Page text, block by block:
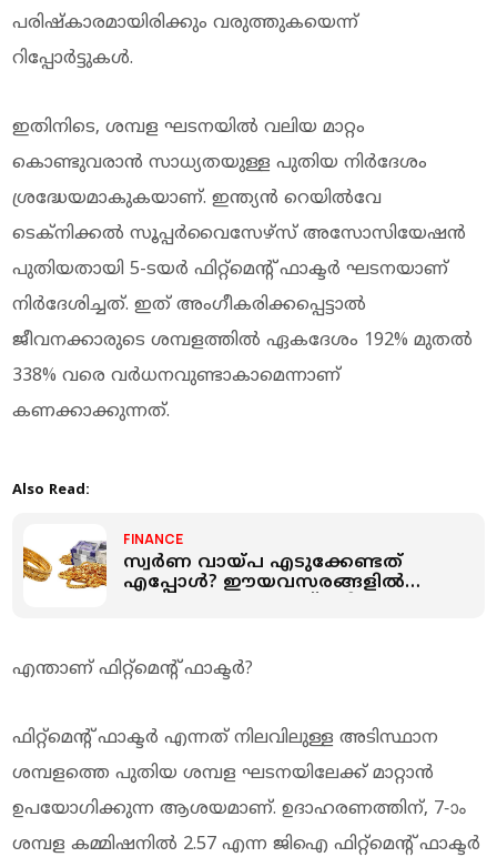
പരിഷ്‌കാരമായിരിക്കും വരുത്തുകയെന്ന്
റിപ്പോര്‍ട്ടുകള്‍.
ഇതിനിടെ, ശമ്പള ഘടനയില്‍ വലിയ മാറ്റം
കൊണ്ടുവരാന്‍ സാധ്യതയുള്ള പുതിയ നിര്‍ദേശം
ശ്രദ്ധേയമാകുകയാണ്. ഇന്ത്യന്‍ റെയില്‍വേ
ടെക്‌നിക്കല്‍ സൂപ്പര്‍വൈസേഴ്‌സ് അസോസിയേഷന്‍
പുതിയതായി 5-ടയര്‍ ഫിറ്റ്മെന്റ് ഫാക്ടര്‍ ഘടനയാണ്
നിര്‍ദേശിച്ചത്. ഇത് അംഗീകരിക്കപ്പെട്ടാല്‍
ജീവനക്കാരുടെ ശമ്പളത്തില്‍ ഏകദേശം 192% മുതല്‍
338% വരെ വര്‍ധനവുണ്ടാകാമെന്നാണ്
കണക്കാക്കുന്നത്.
Also Read:
FINANCE
സ്വര്‍ണ വായ്പ എടുക്കേണ്ടത്
എപ്പോള്‍? ഈയവസരങ്ങളില്‍
എന്താണ് ഫിറ്റ്മെന്റ് ഫാക്ടര്‍?
ഫിറ്റ്മെന്റ് ഫാക്ടര്‍ എന്നത് നിലവിലുള്ള അടിസ്ഥാന
ശമ്പളത്തെ പുതിയ ശമ്പള ഘടനയിലേക്ക് മാറ്റാന്‍
ഉപയോഗിക്കുന്ന ആശയമാണ്. ഉദാഹരണത്തിന്, 7-ാം
ശമ്പള കമ്മിഷനില്‍ 2.57 എന്ന ജിഐ ഫിറ്റ്മെന്റ് ഫാക്ടര്‍